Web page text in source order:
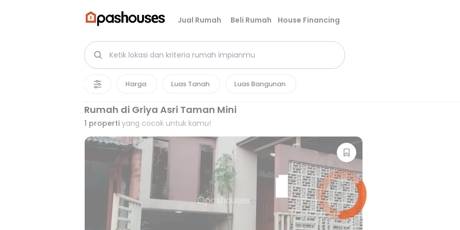
Jual Rumah Beli Rumah House Financing
Harga Luas Tanah Luas Bangunan
Rumah di Griya Asri Taman Mini
1 properti yang cocok untuk kamu!